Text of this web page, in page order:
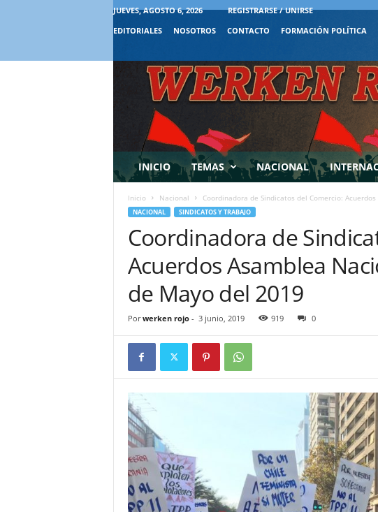
JUEVES, AGOSTO 6, 2026
REGISTRARSE / UNIRSE
EDITORIALES
NOSOTROS CONTACTO FORMACIÓN POLÍTICA
INICIO TEMAS NACIONAL
Inicio Nacional Coordinadora de Sindicatos del Comercio:
NACIONAL SINDICATOS Y TRABAJO
Coordinadora de
Acuerdos Asamblea
de Mayo del 2019
Por werken rojo- 3 junio, 2019 919 0